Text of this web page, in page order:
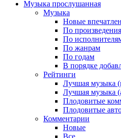
Музыка прослушанная
Музыка
Новые
По
По
По жанрам
По годам
В порядке
Рейтинги
Лучшая музыка
Лучшая музыка
Плодовитые
Плодовитые
Комментарии
Новые
Все